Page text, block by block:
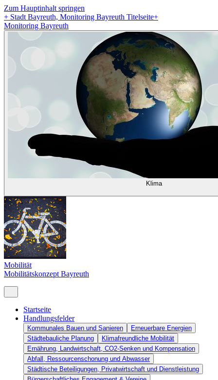
Zum Hauptinhalt springen
+ Stadt Bayreuth, Monitoring Bayreuth Titelseite+
Monitoring Bayreuth
Klima
Mobilität
Mobilitätskonzept Bayreuth
Startseite
Handlungsfelder
Kommunales Bauen und Sanieren
Erneuerbare Energien
Städtebauliche Planung
Klimafreundliche Mobilität
Ernährung, Landwirtschaft, CO2-Senken und Kompensation
Abfall, Ressourcenschonung und Abwasser
Städtische Beteiligungen, Privatwirtschaft und Dienstleistung